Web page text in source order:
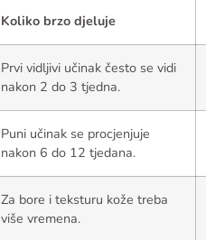
Koliko brzo djeluje
Prvi vidljivi učinak često se vidi
nakon 2 do 3 tjedna.
Puni učinak se procjenjuje
nakon 6 do 12 tjedana.
Za bore i teksturu kože treba
više vremena.